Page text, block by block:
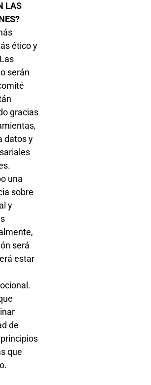
LAS
ético y
serán
gracias
datos y
una
sobre
y
será
estar
de
que